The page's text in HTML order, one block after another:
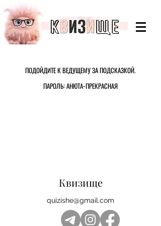
ПОДОЙДИТЕ К ВЕДУЩЕМУ ЗА ПОДСКАЗКОЙ.
ПАРОЛЬ: АНЮТА-ПРЕКРАСНАЯ
ПОДОЙДИТЕ К ВЕДУЩЕМУ ЗА ПОДСКАЗКОЙ.
ПАРОЛЬ: АНЮТА-ПРЕКРАСНАЯ
Квизище
quizishe@gmail.com